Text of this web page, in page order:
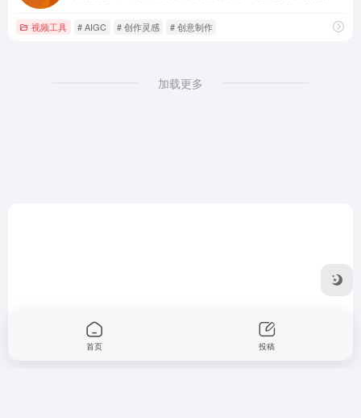
视频工具 # AIGC # 创作灵感 # 创意制作
加载更多
首页 投稿